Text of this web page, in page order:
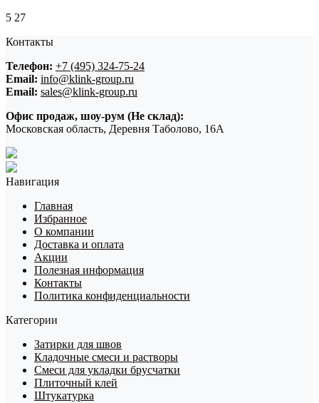
5 27
Контакты
Телефон: +7 (495) 324-75-24
Email: info@klink-group.ru
Email: sales@klink-group.ru
Офис продаж, шоу-рум (Не склад):
Московская область, Деревня Таболово, 16А
Навигация
Главная
Избранное
О компании
Доставка и оплата
Акции
Полезная информация
Контакты
Политика конфиденциальности
Категории
Затирки для швов
Кладочные смеси и растворы
Смеси для укладки брусчатки
Плиточный клей
Штукатурка